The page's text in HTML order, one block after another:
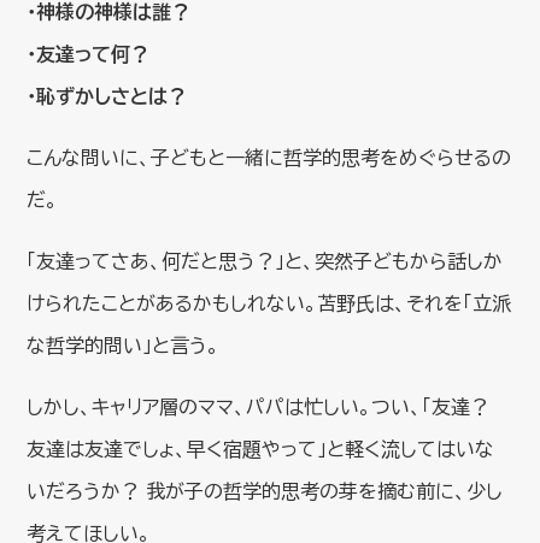
・神様の神様は誰？
・友達って何？
・恥ずかしさとは？
こんな問いに、子どもと一緒に哲学的思考をめぐらせるの
だ。
「友達ってさあ、何だと思う？」と、突然子どもから話しか
けられたことがあるかもしれない。苫野氏は、それを「立派
な哲学的問い」と言う。
しかし、キャリア層のママ、パパは忙しい。つい、「友達？
友達は友達でしょ、早く宿題やって」と軽く流してはいな
いだろうか？ 我が子の哲学的思考の芽を摘む前に、少し
考えてほしい。